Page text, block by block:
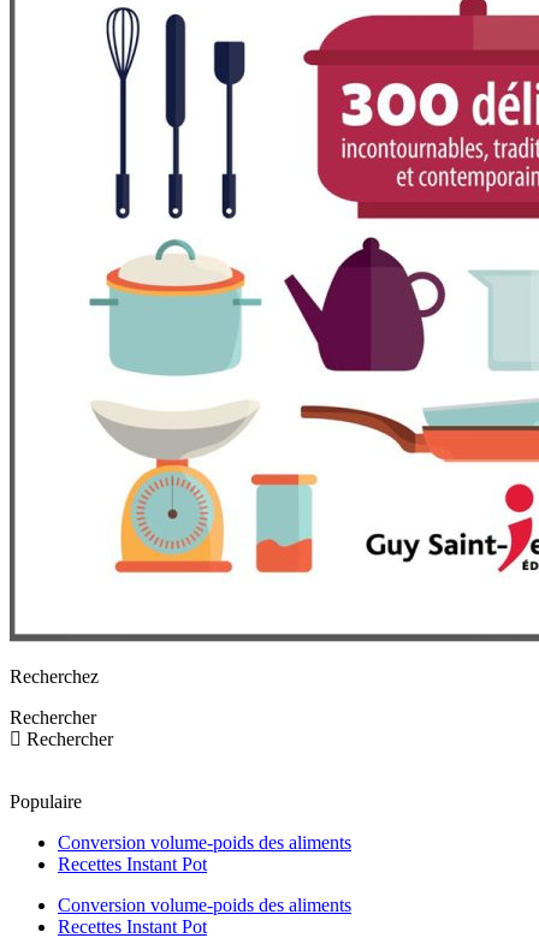
Recherchez
Rechercher
Rechercher
Populaire
Conversion volume-poids des aliments
Recettes Instant Pot
Conversion volume-poids des aliments
Recettes Instant Pot